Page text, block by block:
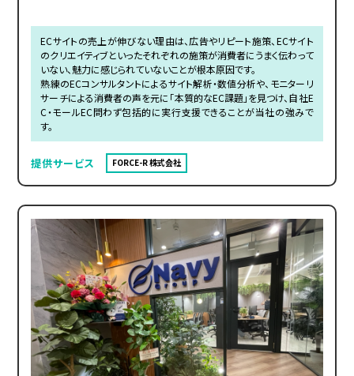
ECサイトの売上が伸びない理由は、広告やリピート施策、ECサイト
のクリエイティブといったそれぞれの施策が消費者にうまく伝わって
いない、魅力に感じられていないことが根本原因です。
熟練のECコンサルタントによるサイト解析・数値分析や、モニターリ
サーチによる消費者の声を元に「本質的なEC課題」を見つけ、自社E
C・モールEC問わず包括的に実行支援できることが当社の強みで
す。
提供サービス FORCE-R 株式会社